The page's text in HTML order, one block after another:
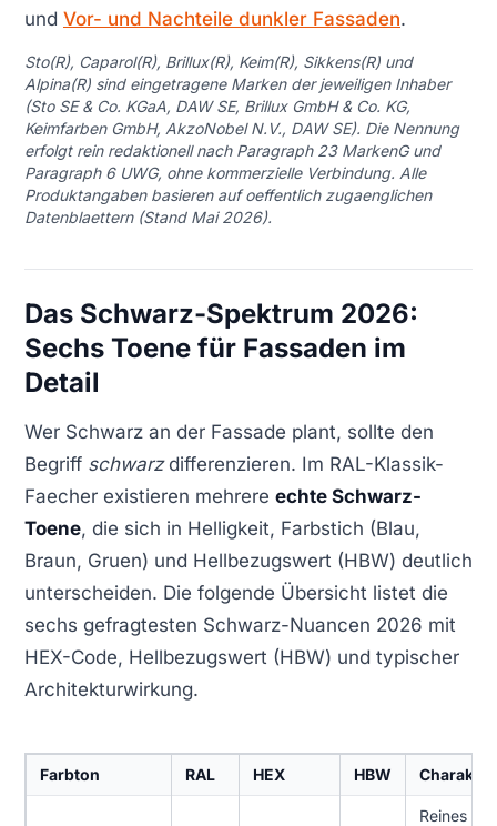
und Vor- und Nachteile dunkler Fassaden.
Sto(R), Caparol(R), Brillux(R), Keim(R), Sikkens(R) und
Alpina(R) sind eingetragene Marken der jeweiligen Inhaber
(Sto SE & Co. KGaA, DAW SE, Brillux GmbH & Co. KG,
Keimfarben GmbH, AkzoNobel N.V., DAW SE). Die Nennung
erfolgt rein redaktionell nach Paragraph 23 MarkenG und
Paragraph 6 UWG, ohne kommerzielle Verbindung. Alle
Produktangaben basieren auf oeffentlich zugaenglichen
Datenblaettern (Stand Mai 2026).
Das Schwarz-Spektrum 2026:
Sechs Toene für Fassaden im
Detail
Wer Schwarz an der Fassade plant, sollte den
Begriff schwarzdifferenzieren. Im RAL-Klassik-
Faecher existieren mehrere echte Schwarz-
Toene, die sich in Helligkeit, Farbstich (Blau,
Braun, Gruen) und Hellbezugswert (HBW) deutlich
unterscheiden. Die folgende Übersicht listet die
sechs gefragtesten Schwarz-Nuancen 2026 mit
HEX-Code, Hellbezugswert (HBW) und typischer
Architekturwirkung.
Farbton RAL HEX HBW Charakter
Reines